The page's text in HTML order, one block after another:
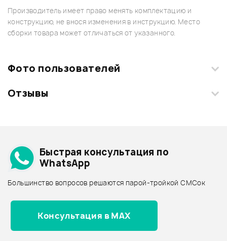
Производитель имеет право менять комплектацию и
конструкцию, не внося изменения в инструкцию. Место
сборки товара может отличаться от указанного.
Фото пользователей
Загрузите свои фотографии купленного товара и получите
Отзывы
Архив товаров - дешевле
Архив товаров - дороже
Все товары MACKIE
Архив товаров - новинки
Быстрая консультация по
WhatsApp
Большинство вопросов решаются парой-тройкой СМСок
Консультация в MAX